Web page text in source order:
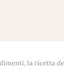
la ricetta